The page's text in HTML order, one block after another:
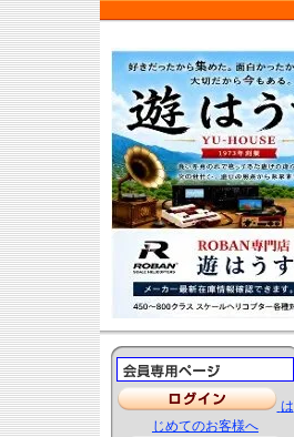
は
じめてのお客様へ